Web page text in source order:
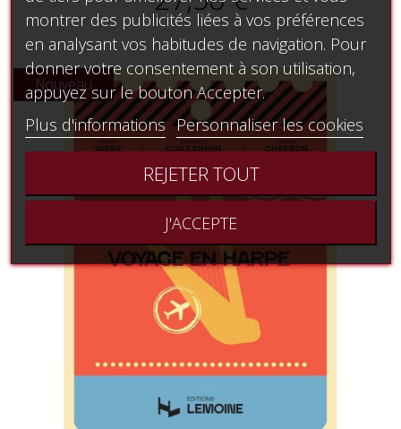
Nouveau
montrer des publicités liées à vos préférences
en analysant vos habitudes de navigation. Pour
donner votre consentement à son utilisation,
appuyez sur le bouton Accepter.
Plus d'informations Personnaliser les cookies
REJETER TOUT
J'ACCEPTE